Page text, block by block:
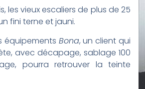
les vieux escaliers de plus de 25
fini terne et jauni.
équipements Bona, un client qui
avec décapage, sablage 100
pourra retrouver la teinte